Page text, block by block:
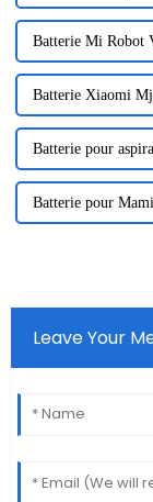
Batterie Mi Robot
Batterie Xiaomi
Batterie pour
Batterie pour
Leave Your